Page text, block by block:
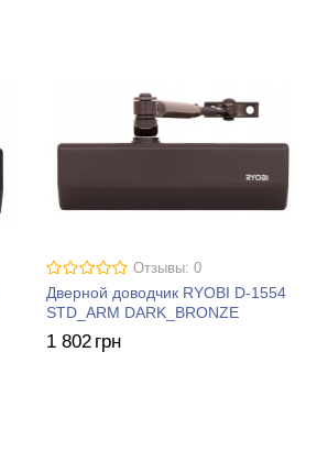
Отзывы: 0
Дверной доводчик RYOBI D-1554
STD_ARM DARK_BRONZE
1 802 грн